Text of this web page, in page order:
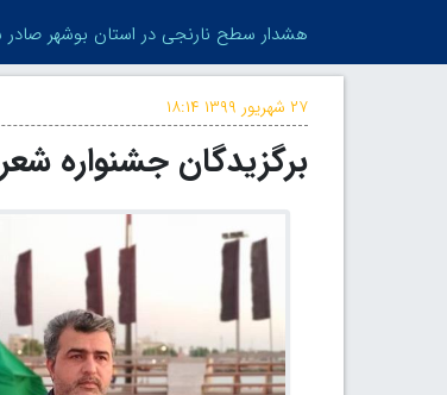
هشدار سطح نارنجی در استان بوشهر
هشدار سطح نارنجی در استان بوشهر صادر
۲۷ شهریور ۱۳۹۹ ۱۸:۱۴
برگزیدگان جشنواره